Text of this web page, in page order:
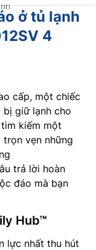
ở tủ lạnh
4
cấp, một chiếc
giữ lạnh cho
kiếm một
vẹn những
trả lời hoàn
đáo mà bạn
Hub™
lực nhất thu hút